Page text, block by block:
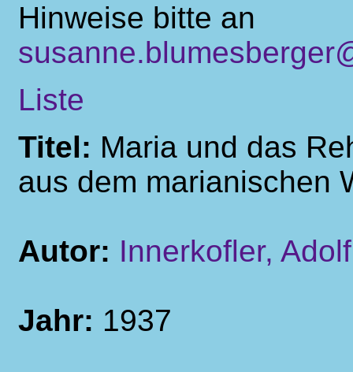
Hinweise bitte an
Liste
Titel: Maria und das
aus dem marianischen
Autor: Innerkofler, Adolf
Jahr: 1937